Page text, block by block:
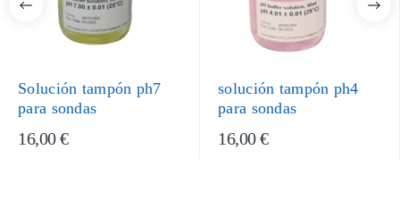
Solución tampón ph7
para sondas
16,00 €
solución tampón ph4
para sondas
16,00 €